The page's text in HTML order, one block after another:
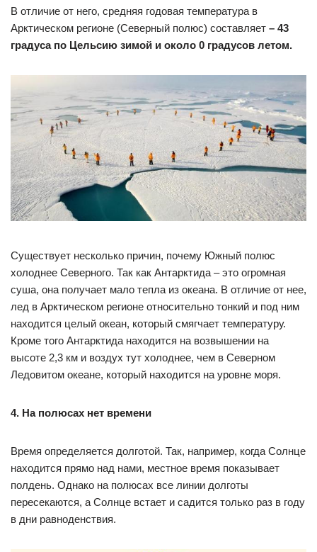
В отличие от него, средняя годовая температура в
Арктическом регионе (Северный полюс) составляет – 43
градуса по Цельсию зимой и около 0 градусов летом.
Существует несколько причин, почему Южный полюс
холоднее Северного. Так как Антарктида – это огромная
суша, она получает мало тепла из океана. В отличие от нее,
лед в Арктическом регионе относительно тонкий и под ним
находится целый океан, который смягчает температуру.
Кроме того Антарктида находится на возвышении на
высоте 2,3 км и воздух тут холоднее, чем в Северном
Ледовитом океане, который находится на уровне моря.
4. На полюсах нет времени
Время определяется долготой. Так, например, когда Солнце
находится прямо над нами, местное время показывает
полдень. Однако на полюсах все линии долготы
пересекаются, а Солнце встает и садится только раз в году
в дни равноденствия.